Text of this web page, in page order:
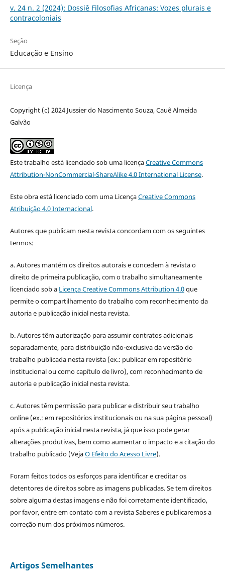
v. 24 n. 2 (2024): Dossiê Filosofias Africanas: Vozes plurais e
contracoloniais
Seção
Educação e Ensino
Licença
Copyright (c) 2024 Jussier do Nascimento Souza, Cauê Almeida
Galvão
Este trabalho está licenciado sob uma licençaCreative Commons
Attribution-NonCommercial-ShareAlike 4.0 International License.
Este obra está licenciado com uma LicençaCreative Commons
Atribuição 4.0 Internacional.
Autores que publicam nesta revista concordam com os seguintes
termos:
a. Autores mantém os direitos autorais e concedem à revista o
direito de primeira publicação, com o trabalho simultaneamente
licenciado sob a Licença Creative Commons Attribution 4.0que
permite o compartilhamento do trabalho com reconhecimento da
autoria e publicação inicial nesta revista.
b. Autores têm autorização para assumir contratos adicionais
separadamente, para distribuição não-exclusiva da versão do
trabalho publicada nesta revista (ex.: publicar em repositório
institucional ou como capítulo de livro), com reconhecimento de
autoria e publicação inicial nesta revista.
c. Autores têm permissão para publicar e distribuir seu trabalho
online (ex.: em repositórios institucionais ou na sua página pessoal)
após a publicação inicial nesta revista, já que isso pode gerar
alterações produtivas, bem como aumentar o impacto e a citação do
trabalho publicado (VejaO Efeito do Acesso Livre).
Foram feitos todos os esforços para identificar e creditar os
detentores de direitos sobre as imagens publicadas. Se tem direitos
sobre alguma destas imagens e não foi corretamente identificado,
por favor, entre em contato com a revista Saberes e publicaremos a
correção num dos próximos números.
Artigos Semelhantes